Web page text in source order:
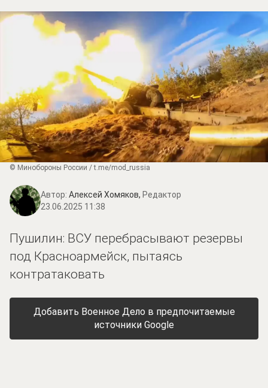
© Минобороны России / t.me/mod_russia
Автор: Алексей Хомяков, Редактор
23.06.2025 11:38
Пушилин: ВСУ перебрасывают резервы
под Красноармейск, пытаясь
контратаковать
Добавить Военное Дело в предпочитаемые
источники Google